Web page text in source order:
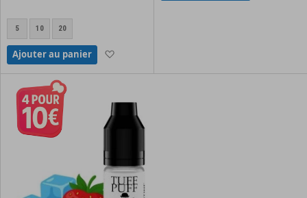
5 10 20
Ajouter au panier